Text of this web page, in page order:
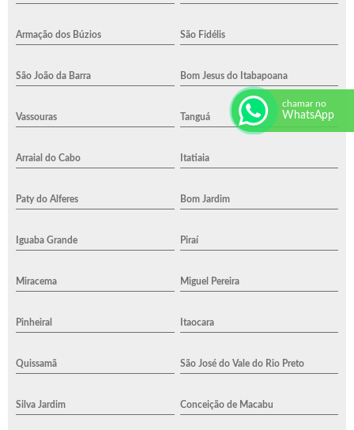
Armação dos Búzios São Fidélis
São João da Barra Bom Jesus do Itabapoana
Vassouras Tanguá
Arraial do Cabo Itatiaia
Paty do Alferes Bom Jardim
Iguaba Grande Piraí
Miracema Miguel Pereira
Pinheiral Itaocara
Quissamã São José do Vale do Rio Preto
Silva Jardim Conceição de Macabu
chamar no
WhatsApp